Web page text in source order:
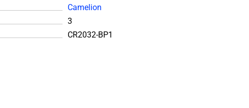
Camelion
3
CR2032-BP1